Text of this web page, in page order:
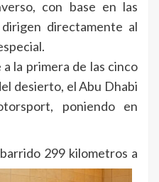
con base en las
directamente al
la primera de las cinco
desierto, el Abu Dhabi
poniendo en
299 kilometros a